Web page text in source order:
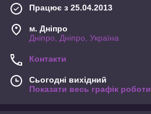
Працює з 25.04.2013
м. Дніпро
Дніпро, Дніпро, Україна
Контакти
Сьогодні вихідний
Показати весь графік роботи